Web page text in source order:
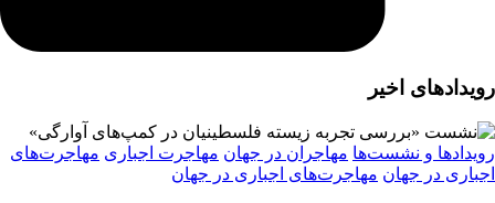
رویدادهای اخیر
رویدادها و نشست‌ها مهاجران در جهان مهاجرت اجباری مهاجرت‌های
اجباری در جهان مهاجرت‌های اجباری در جهان